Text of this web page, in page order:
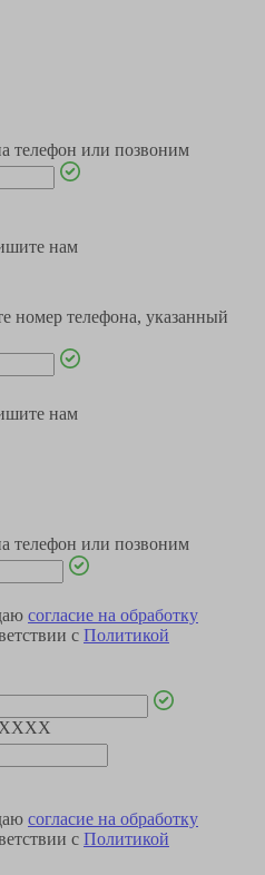
телефон или позвоним
нам
номер телефона, указанный
нам
телефон или позвоним
согласие на обработку
с Политикой
согласие на обработку
с Политикой